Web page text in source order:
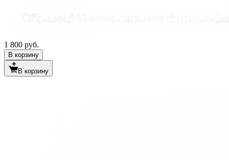
1 800 руб.
В корзину
В корзину